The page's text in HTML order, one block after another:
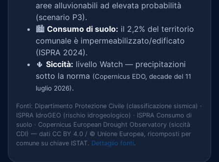
aree alluvionabili ad elevata probabilità
(scenario P3).
🏙️ Consumo di suolo: il 2,2% del territorio
comunale è impermeabilizzato/edificato
(ISPRA 2024).
🌵 Siccità: livello Watch — precipitazioni
sotto la norma (Copernicus EDO, decade del 11
luglio 2026).
Fonti: Dipartimento Protezione Civile (classificazione sismica) ·
ISPRA IdroGEO (rischio idrogeologico) · ISPRA Consumo di
suolo · Copernicus European Drought Observatory (siccità
CDI) — dati CC BY 4.0 / © Unione Europea, ricomposti per
comune su chiave ISTAT. Dettaglio fonti.